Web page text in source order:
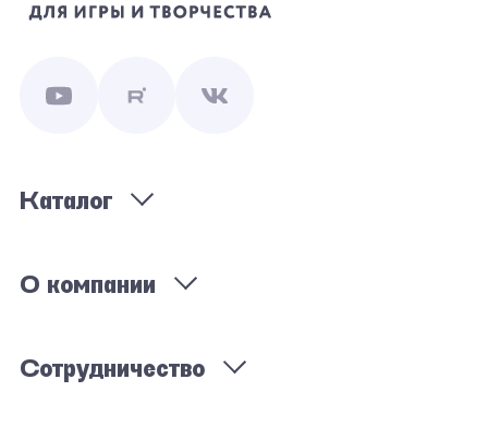
Каталог
О компании
Сотрудничество